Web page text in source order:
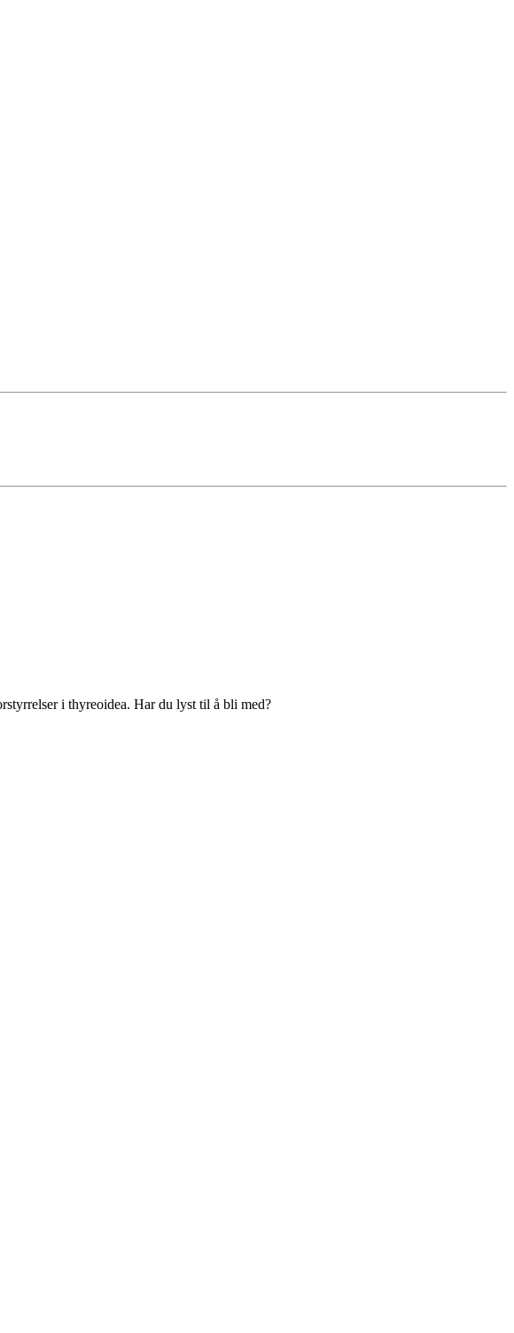
i thyreoidea. Har du lyst til å bli med?